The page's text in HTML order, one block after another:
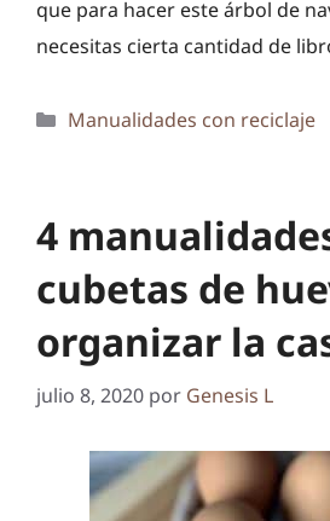
que para hacer este árbol de
necesitas cierta cantidad de
Categorías
Manualidades con reciclaje
4
cubetas de
organizar la
julio 8, 2020 por Genesis L